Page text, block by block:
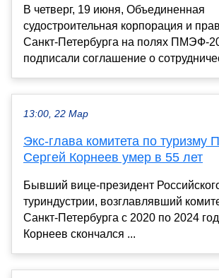
В четверг, 19 июня, Объединенная
судостроительная корпорация и
Санкт-Петербурга на полях ПМЭФ-
подписали соглашение о
13:00, 22 Мар
Экс-глава комитета по туризму
Сергей Корнеев умер в 55 лет
Бывший вице-президент
туриндустрии, возглавлявший
Санкт-Петербурга с 2020 по 2024
Корнеев скончался ...